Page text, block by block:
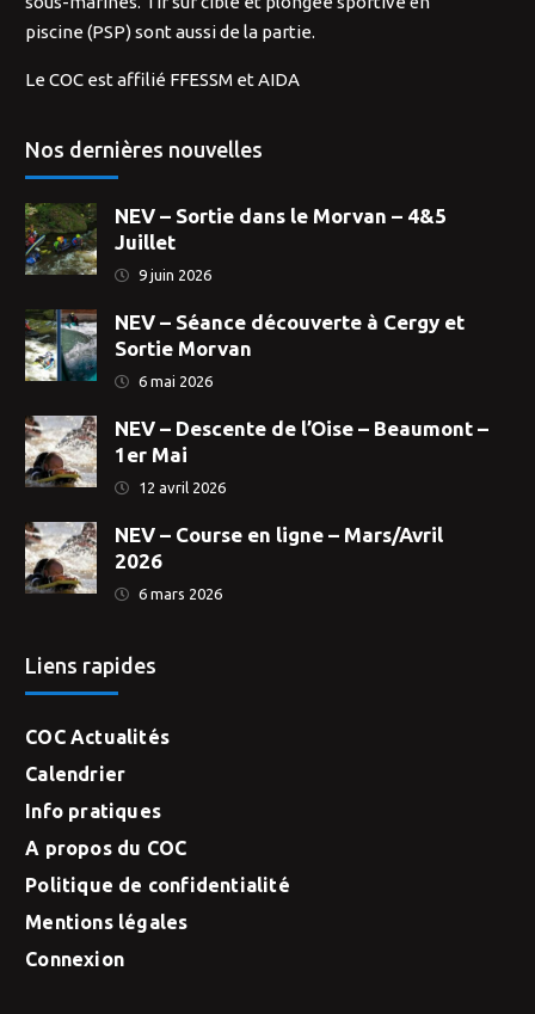
piscine (PSP) sont aussi de la partie.
Le COC est affilié FFESSM et AIDA
Nos dernières nouvelles
NEV – Sortie dans le Morvan – 4&5
Juillet
9 juin 2026
NEV – Séance découverte à Cergy et
Sortie Morvan
6 mai 2026
NEV – Descente de l’Oise – Beaumont –
1er Mai
12 avril 2026
NEV – Course en ligne – Mars/Avril
2026
6 mars 2026
Liens rapides
COC Actualités
Calendrier
Info pratiques
A propos du COC
Politique de confidentialité
Mentions légales
Connexion